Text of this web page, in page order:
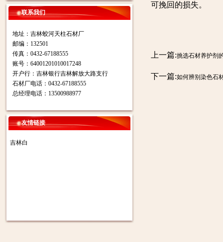
联系我们
地址：吉林蛟河天柱石材厂
邮编：132501
传真：0432-67188555
账号：64001201010017248
开户行：吉林银行吉林解放大路支行
石材厂电话：0432-67188555
总经理电话：13500988977
友情链接
吉林白
可挽回的损失。
上一篇:挑选石材养护剂
下一篇:如何辨别染色石